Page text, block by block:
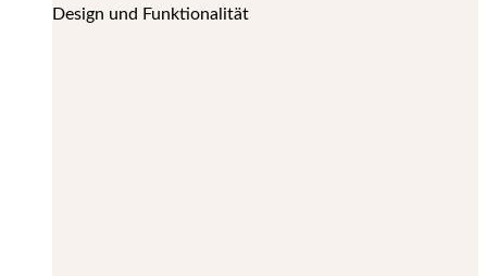
Design und Funktionalität